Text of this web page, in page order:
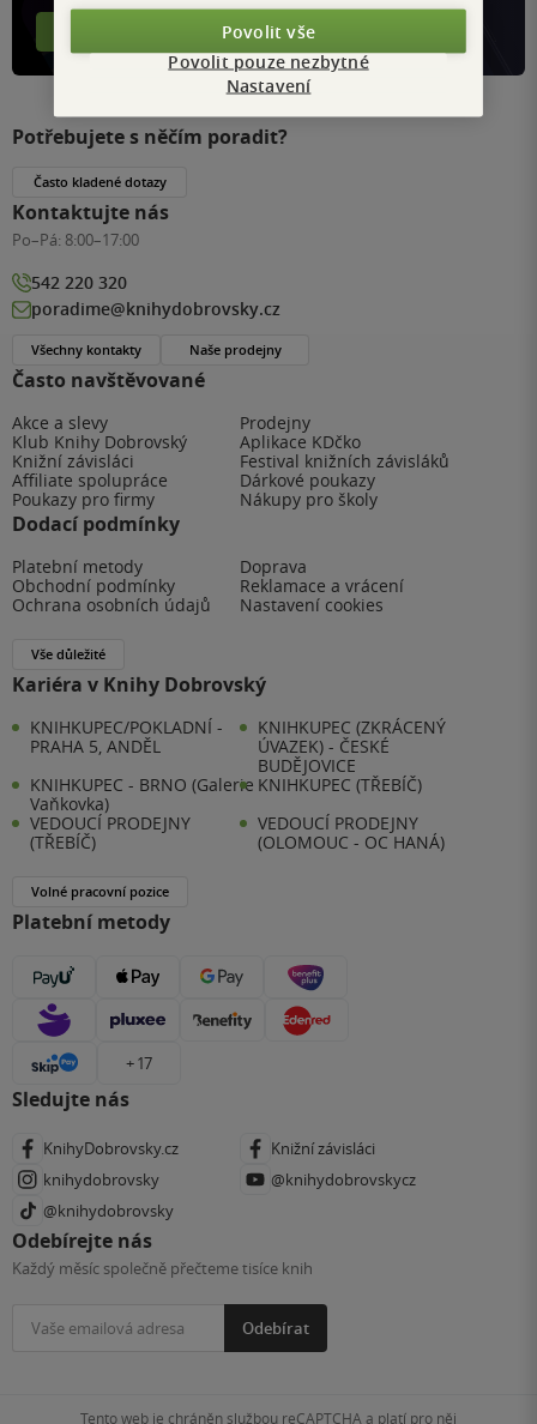
Více o klubu
Často navštěvované
Akce a slevy
Prodejny
Klub Knihy Dobrovský
Aplikace KDčko
Knižní závisláci
Festival knižních závisláků
Affiliate spolupráce
Dárkové poukazy
Poukazy pro firmy
Nákupy pro školy
Dodací podmínky
Platební metody
Doprava
Obchodní podmínky
Reklamace a vrácení
Ochrana osobních údajů
Nastavení cookies
Vše důležité
Kariéra v Knihy Dobrovský
KNIHKUPEC/POKLADNÍ -
PRAHA 5, ANDĚL
KNIHKUPEC (ZKRÁCENÝ
ÚVAZEK) - ČESKÉ
BUDĚJOVICE
KNIHKUPEC - BRNO (Galerie
Vaňkovka)
KNIHKUPEC (TŘEBÍČ)
VEDOUCÍ PRODEJNY
(TŘEBÍČ)
VEDOUCÍ PRODEJNY
(OLOMOUC - OC HANÁ)
Volné pracovní pozice
Platební metody
+ 17
Sledujte nás
KnihyDobrovsky.cz
Knižní závisláci
knihydobrovsky
@knihydobrovskycz
@knihydobrovsky
Odebírejte nás
Každý měsíc společně přečteme tisíce knih
Odebírat
Potřebujete s něčím poradit?
Často kladené dotazy
Kontaktujte nás
Po–Pá: 8:00–17:00
542 220 320
poradime@knihydobrovsky.cz
Všechny kontakty Naše prodejny
Tento web je chráněn službou reCAPTCHA a platí pro něj
Povolit vše
Povolit pouze nezbytné
Nastavení